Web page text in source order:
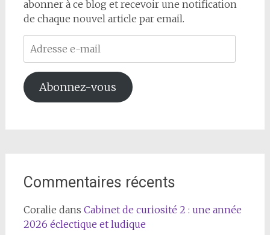
abonner à ce blog et recevoir une notification
de chaque nouvel article par email.
e-
mail
Abonnez-vous
Commentaires récents
Coralie dans Cabinet de curiosité 2 : une année
2026 éclectique et ludique